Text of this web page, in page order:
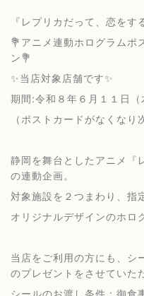
『レプリカだって、恋をす
💐アニメ連動ホログラムポ
ン💐
✨当店対象店舗です✨
期間:令和８年６月１１日（
（ポストカードがなくなり
静岡を舞台としたアニメ『
の連動企画。
対象施設を２つまわり、指
オリジナルデザインのホロ
当店をご利用の方にも、シ
のプレゼントをさせていた
シールのお渡し条件：御食